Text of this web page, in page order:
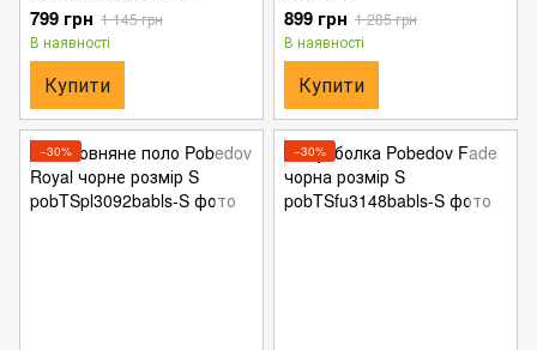
799 грн 1 145 грн
В наявності
Купити
899 грн 1 285 грн
В наявності
Купити
−30% −30%